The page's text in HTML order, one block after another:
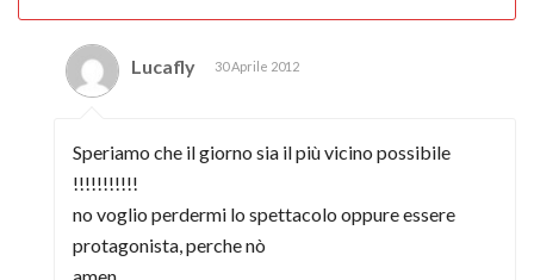
Lucafly 30 Aprile 2012
Speriamo che il giorno sia il più vicino possibile
!!!!!!!!!!!
no voglio perdermi lo spettacolo oppure essere
protagonista, perche nò